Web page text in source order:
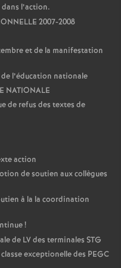
dans l’action.
2007-2008
et de la manifestation
l’éducation nationale
NATIONALE
de refus des textes de
action
de soutien aux collègues
à la la coordination
!
de LV des terminales STG
exceptionelle des PEGC